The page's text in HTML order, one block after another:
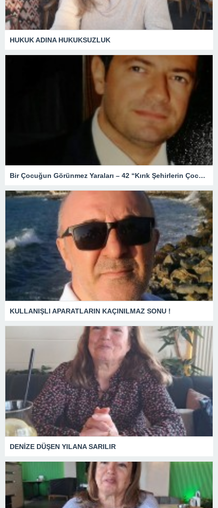
HUKUK ADINA HUKUKSUZLUK
Bir Çocuğun Görünmez Yaraları – 42 “Kırık Şehirlerin Çocukları”
KULLANIŞLI APARATLARIN KAÇINILMAZ SONU !
DENİZE DÜŞEN YILANA SARILIR